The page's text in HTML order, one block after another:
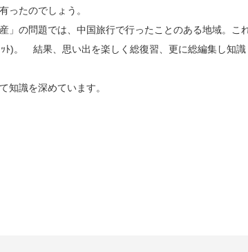
ったのでしょう。
」の問題では、中国旅行で行ったことのある地域。こ
ﾄ)。 結果、思い出を楽しく総復習、更に総編集し知識
知識を深めています。